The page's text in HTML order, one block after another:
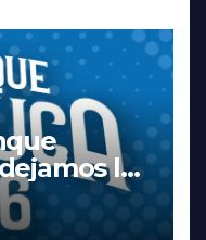
la
las